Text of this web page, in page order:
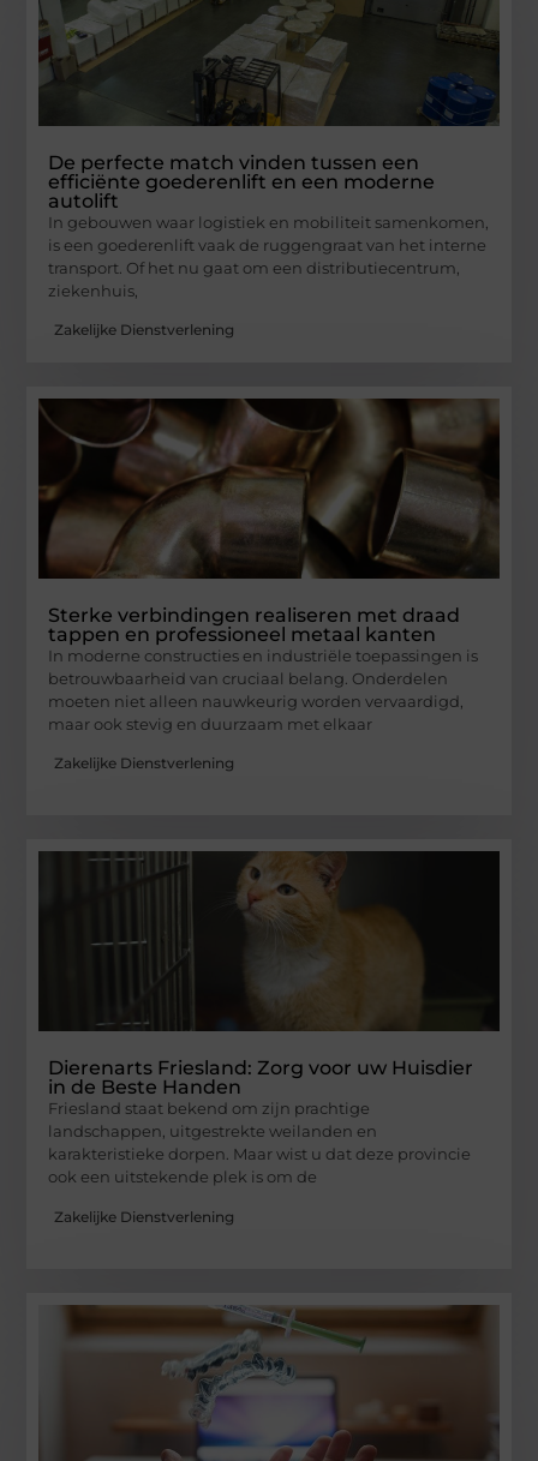
De perfecte match vinden tussen een
efficiënte goederenlift en een moderne
autolift
In gebouwen waar logistiek en mobiliteit samenkomen,
is een goederenlift vaak de ruggengraat van het interne
transport. Of het nu gaat om een distributiecentrum,
ziekenhuis,
Zakelijke Dienstverlening
Sterke verbindingen realiseren met draad
tappen en professioneel metaal kanten
In moderne constructies en industriële toepassingen is
betrouwbaarheid van cruciaal belang. Onderdelen
moeten niet alleen nauwkeurig worden vervaardigd,
maar ook stevig en duurzaam met elkaar
Zakelijke Dienstverlening
Dierenarts Friesland: Zorg voor uw Huisdier
in de Beste Handen
Friesland staat bekend om zijn prachtige
landschappen, uitgestrekte weilanden en
karakteristieke dorpen. Maar wist u dat deze provincie
ook een uitstekende plek is om de
Zakelijke Dienstverlening